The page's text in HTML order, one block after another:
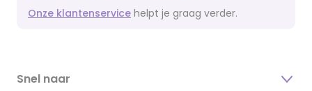
Onze klantenservice helpt je graag verder.
Snel naar